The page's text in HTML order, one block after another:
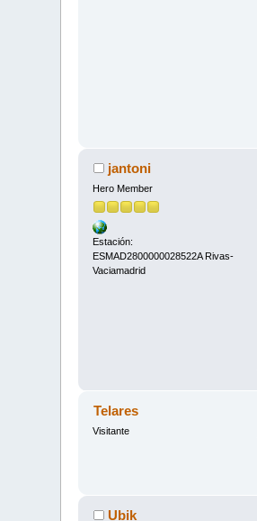
jantoni
Hero Member
Estación:
ESMAD2800000028522A Rivas-
Vaciamadrid
Telares
Visitante
Ubik